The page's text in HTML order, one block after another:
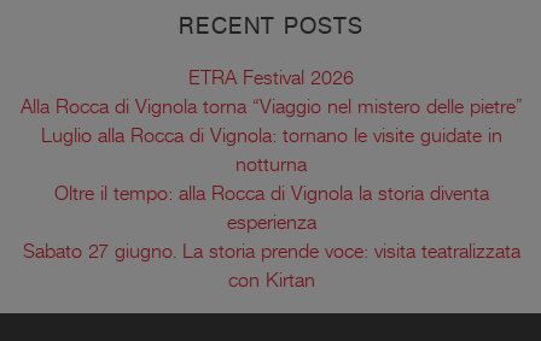
RECENT POSTS
ETRA Festival 2026
Alla Rocca di Vignola torna “Viaggio nel mistero delle pietre”
Luglio alla Rocca di Vignola: tornano le visite guidate in
notturna
Oltre il tempo: alla Rocca di Vignola la storia diventa
esperienza
Sabato 27 giugno. La storia prende voce: visita teatralizzata
con Kirtan